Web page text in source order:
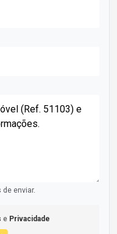
enviar.
e Privacidade